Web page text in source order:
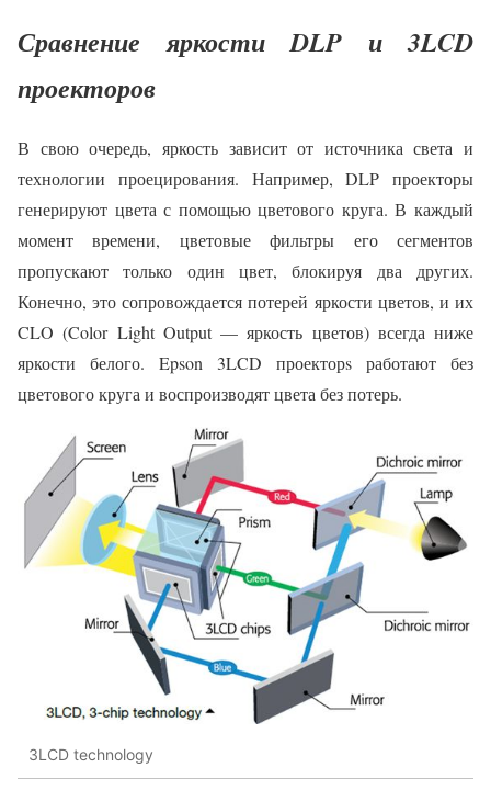
Сравнение яркости DLP и 3LCD
проекторов
В свою очередь, яркость зависит от источника света и
технологии проецирования. Например, DLP проекторы
генерируют цвета с помощью цветового круга. В каждый
момент времени, цветовые фильтры его сегментов
пропускают только один цвет, блокируя два других.
Конечно, это сопровождается потерей яркости цветов, и их
CLO (Color Light Output — яркость цветов) всегда ниже
яркости белого. Epson 3LCD проекторs работают без
цветового круга и воспроизводят цвета без потерь.
3LCD technology